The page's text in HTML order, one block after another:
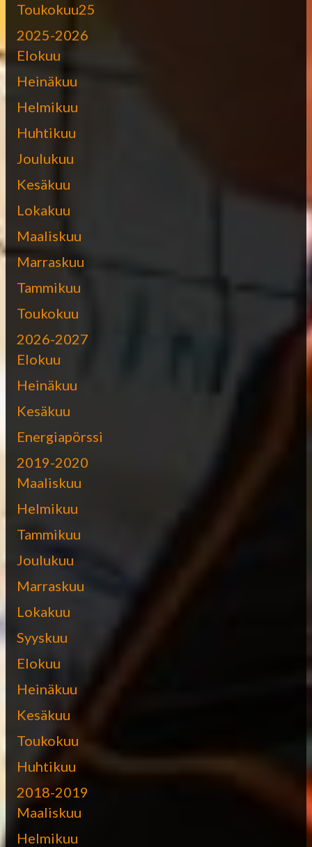
Toukokuu25
2025-2026
Elokuu
Heinäkuu
Helmikuu
Huhtikuu
Joulukuu
Kesäkuu
Lokakuu
Maaliskuu
Marraskuu
Tammikuu
Toukokuu
2026-2027
Elokuu
Heinäkuu
Kesäkuu
Energiapörssi
2019-2020
Maaliskuu
Helmikuu
Tammikuu
Joulukuu
Marraskuu
Lokakuu
Syyskuu
Elokuu
Heinäkuu
Kesäkuu
Toukokuu
Huhtikuu
2018-2019
Maaliskuu
Helmikuu